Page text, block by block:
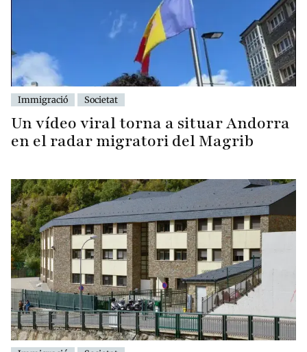
Immigració Societat
Un vídeo viral torna a situar Andorra
en el radar migratori del Magrib